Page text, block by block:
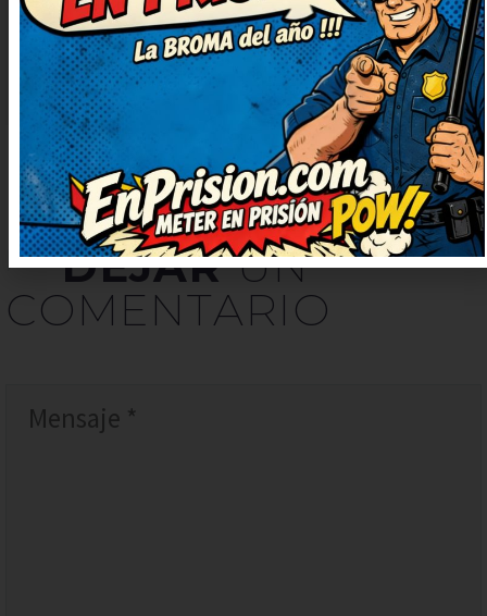
Prometo contarlo en casa, nos
encanta reír juntos.
DEJARUN
COMENTARIO